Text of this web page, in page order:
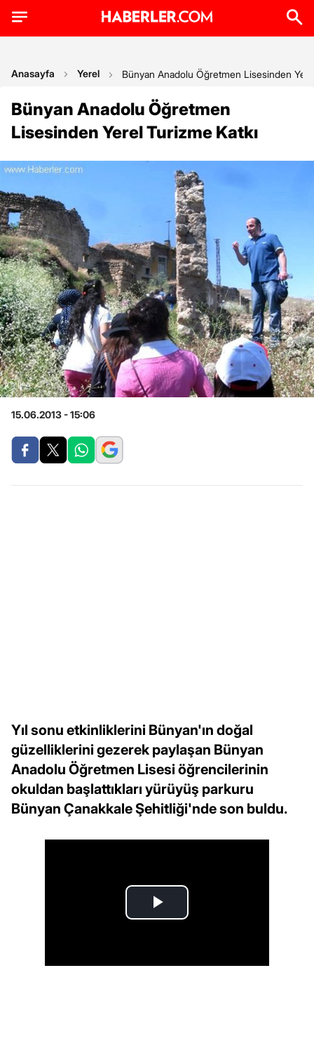
Anasayfa Yerel Bünyan Anadolu Öğretmen Lisesinden
Bünyan Anadolu Öğretmen
Lisesinden Yerel Turizme Katkı
15.06.2013 - 15:06
Yıl sonu etkinliklerini Bünyan'ın doğal
güzelliklerini gezerek paylaşan Bünyan
Anadolu Öğretmen Lisesi öğrencilerinin
okuldan başlattıkları yürüyüş parkuru
Bünyan Çanakkale Şehitliği'nde son buldu.